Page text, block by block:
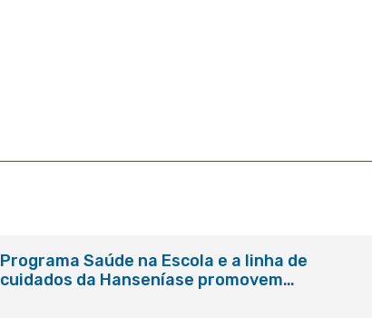
Programa Saúde na Escola e a linha de
cuidados da Hanseníase promovem